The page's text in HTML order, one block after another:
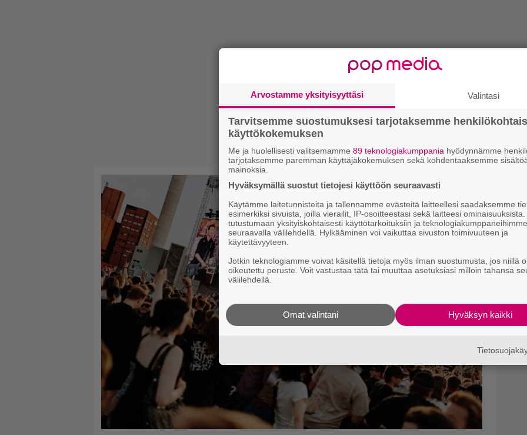
Arvostamme yksityisyyttäsi Valintasi
Tarvitsemme suostumuksesi tarjotaksemme
käyttökokemuksen
Me ja huolellisesti valitsemamme 89 teknologiakumppania hyödynnämme
tarjotaksemme paremman käyttäjäkokemuksen sekä kohdentaaksemme
mainoksia.
Hyväksymällä suostut tietojesi käyttöön seuraavasti
Käytämme laitetunnisteita ja tallennamme evästeitä laitteellesi saadaksemme
esimerkiksi sivuista, joilla vierailit, IP-osoitteestasi sekä laitteesi
tutustumaan yksityiskohtaisesti käyttötarkoituksiin ja teknologiakumppaneihimme
seuraavalla välilehdellä. Hylkääminen voi vaikuttaa sivuston toimivuuteen ja
käytettävyyteen.
Jotkin teknologiamme voivat käsitellä tietoja myös ilman suostumusta, jos niillä
oikeutettu peruste. Voit vastustaa tätä tai muuttaa asetuksiasi milloin tahansa
välilehdellä.
Hyväksyn kaikki
Omat valintani